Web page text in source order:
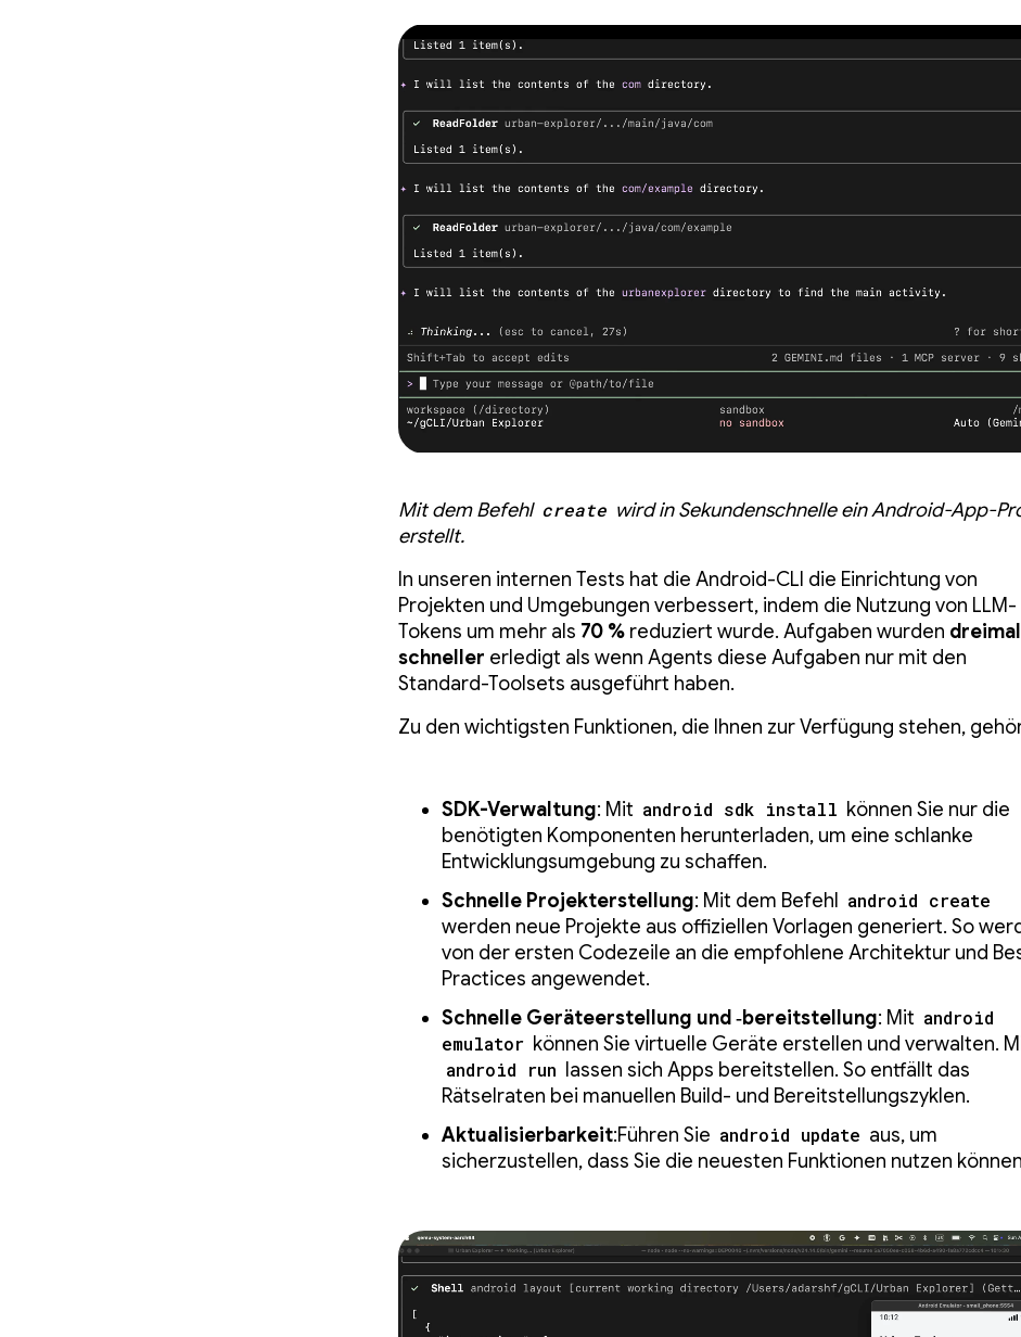
Mit dem Befehl create wird in Sekundenschnelle ein Android-App-
erstellt.
In unseren internen Tests hat die Android-CLI die Einrichtung von
Projekten und Umgebungen verbessert, indem die Nutzung von LLM-
Tokens um mehr als 70 % reduziert wurde. Aufgaben wurden dreimal
schneller erledigt als wenn Agents diese Aufgaben nur mit den
Standard-Toolsets ausgeführt haben.
Zu den wichtigsten Funktionen, die Ihnen zur Verfügung stehen,
SDK-Verwaltung: Mit android sdk install können Sie nur die
benötigten Komponenten herunterladen, um eine schlanke
Entwicklungsumgebung zu schaffen.
Schnelle Projekterstellung: Mit dem Befehl android create
werden neue Projekte aus offiziellen Vorlagen generiert. So
von der ersten Codezeile an die empfohlene Architektur und
Practices angewendet.
Schnelle Geräteerstellung und ‑bereitstellung: Mit android
emulator können Sie virtuelle Geräte erstellen und verwalten.
android run
lassen sich Apps bereitstellen. So entfällt das
Rätselraten bei manuellen Build- und Bereitstellungszyklen.
Aktualisierbarkeit:Führen Sie android update aus, um
sicherzustellen, dass Sie die neuesten Funktionen nutzen